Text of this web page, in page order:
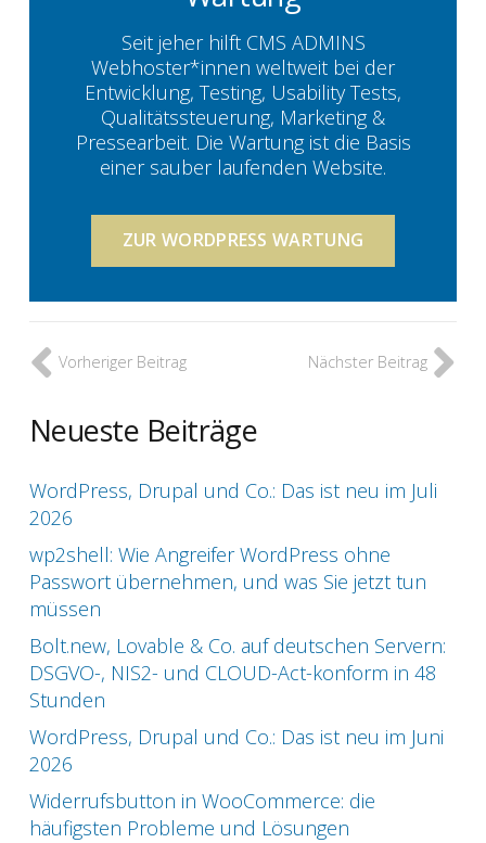
Seit jeher hilft CMS ADMINS
Webhoster*innen weltweit bei der
Entwicklung, Testing, Usability Tests,
Qualitätssteuerung, Marketing &
Pressearbeit. Die Wartung ist die Basis
einer sauber laufenden Website.
ZUR WORDPRESS WARTUNG
Vorheriger Beitrag Nächster Beitrag
Neueste Beiträge
WordPress, Drupal und Co.: Das ist neu im Juli
2026
wp2shell: Wie Angreifer WordPress ohne
Passwort übernehmen, und was Sie jetzt tun
müssen
Bolt.new, Lovable & Co. auf deutschen Servern:
DSGVO-, NIS2- und CLOUD-Act-konform in 48
Stunden
WordPress, Drupal und Co.: Das ist neu im Juni
2026
Widerrufsbutton in WooCommerce: die
häufigsten Probleme und Lösungen